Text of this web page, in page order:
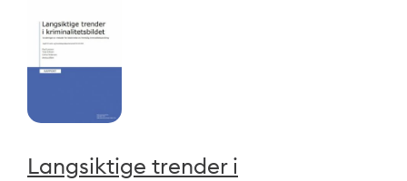
Langsiktige trender i